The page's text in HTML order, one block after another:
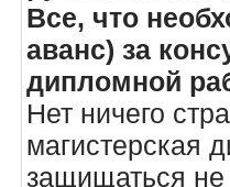
Все, что
аванс) за
дипломной
Нет ничего
магистерская
защищаться не